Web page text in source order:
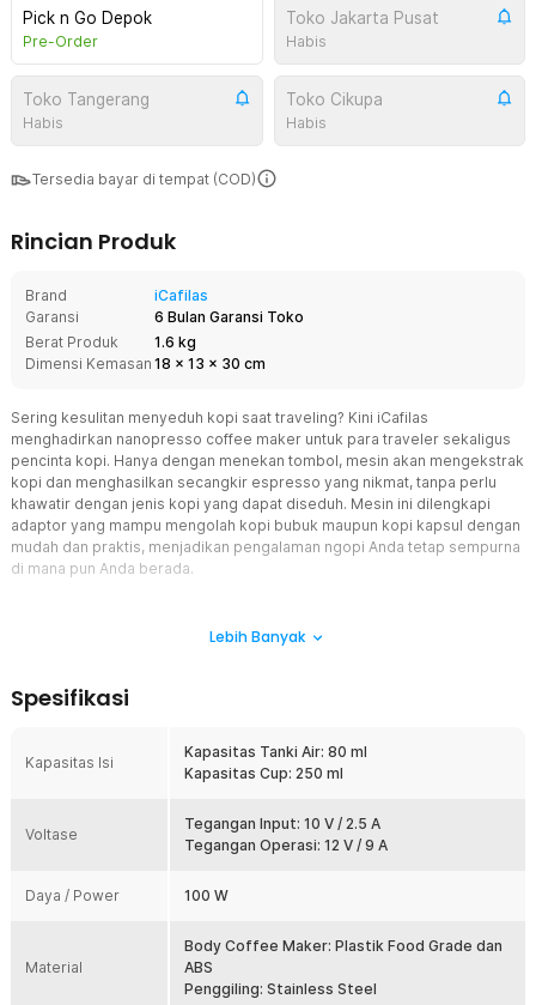
Pick n Go Depok
Pre-Order
Toko Jakarta Pusat
Habis
Toko Tangerang
Habis
Toko Cikupa
Habis
Tersedia bayar di tempat (COD)
Rincian Produk
Brand
iCafilas
Garansi
6 Bulan Garansi Toko
Berat Produk
1.6 kg
Dimensi Kemasan 18 x 13 x 30 cm
Sering kesulitan menyeduh kopi saat traveling? Kini iCafilas
menghadirkan nanopresso coffee maker untuk para traveler sekaligus
pencinta kopi. Hanya dengan menekan tombol, mesin akan mengekstrak
kopi dan menghasilkan secangkir espresso yang nikmat, tanpa perlu
khawatir dengan jenis kopi yang dapat diseduh. Mesin ini dilengkapi
adaptor yang mampu mengolah kopi bubuk maupun kopi kapsul dengan
mudah dan praktis, menjadikan pengalaman ngopi Anda tetap sempurna
di mana pun Anda berada.
kopi yang hangat. Dengan iCafilas nanopresso coffee maker,
sambil menikmati indahnya alam. Desainnya yang ringkas dan
ringan juga membuatnya mudah dibawa ke mana saja.
Dengan kapasitas tangki air hingga 80 ml, Anda dapat menghasilkan
espresso one atau two shots sesuai kebutuhan. Kapasitas ini juga
tanpa harus mengisi ulang berulang kali.
Cita rasa espresso tidak akan berubah berkat material food grade
yang aman bagi kesehatan. Bagian tangkinya terbuat dari stainless
steel yang tahan panas, sementara bodi plastiknya dirancang
Lebih Banyak
Spesifikasi
Kapasitas Isi
Kapasitas Tanki Air: 80 ml
Kapasitas Cup: 250 ml
Voltase
Tegangan Input: 10 V / 2.5 A
Tegangan Operasi: 12 V / 9 A
Daya / Power 100 W
Material
Body Coffee Maker: Plastik Food Grade dan
ABS
Penggiling: Stainless Steel